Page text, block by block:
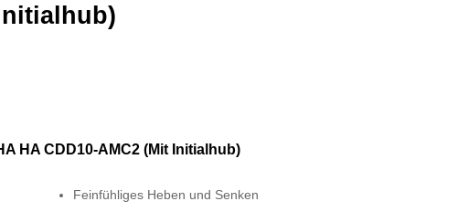
HA CDD10-AMC2 (Mit Initialhub)
Feinfühliges Heben und Senken